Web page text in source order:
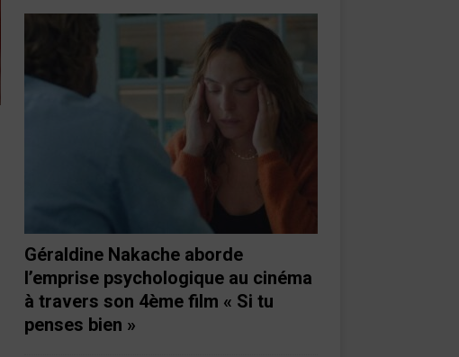
Géraldine Nakache aborde
l’emprise psychologique au cinéma
à travers son 4ème film « Si tu
penses bien »